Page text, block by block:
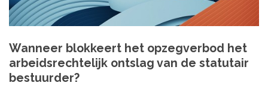
Wanneer blokkeert het opzegverbod het
arbeidsrechtelijk ontslag van de statutair
bestuurder?